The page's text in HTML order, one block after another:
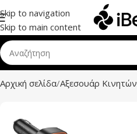
Skip to navigation
Skip to main content
Αρχική σελίδα Αξεσουάρ Κινητών